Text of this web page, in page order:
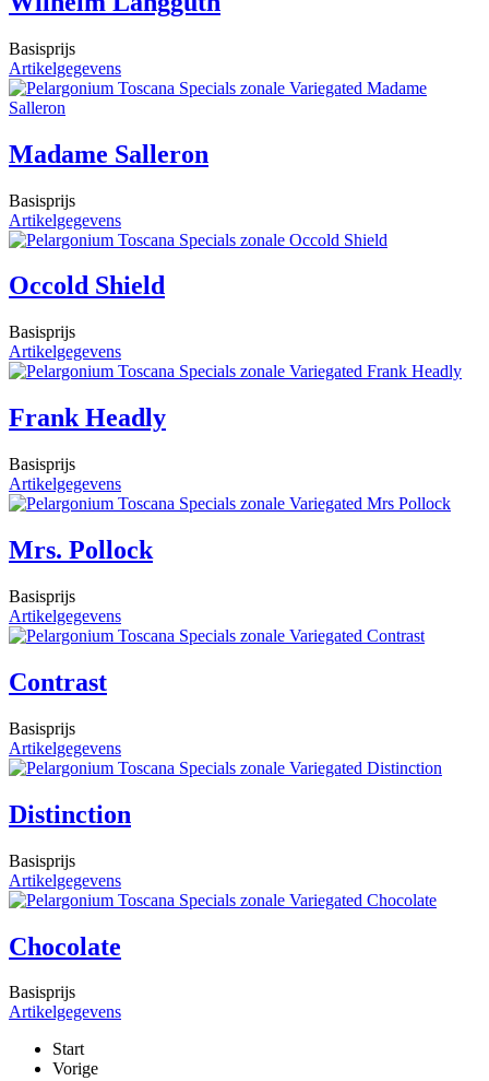
Basisprijs
Artikelgegevens
Madame Salleron
Basisprijs
Artikelgegevens
Occold Shield
Basisprijs
Artikelgegevens
Frank Headly
Basisprijs
Artikelgegevens
Mrs. Pollock
Basisprijs
Artikelgegevens
Contrast
Basisprijs
Artikelgegevens
Distinction
Basisprijs
Artikelgegevens
Chocolate
Basisprijs
Artikelgegevens
Start
Vorige